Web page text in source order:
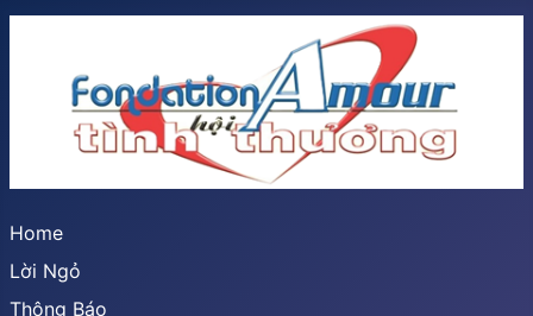
Home
Lời Ngỏ
Thông Báo